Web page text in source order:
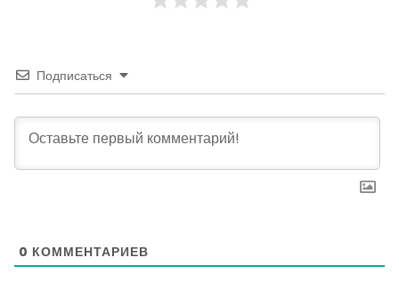
Подписаться
0 КОММЕНТАРИЕВ